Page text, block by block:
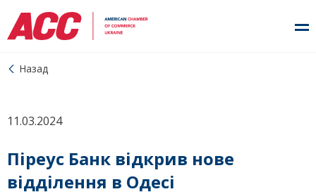
Назад
11.03.2024
Піреус Банк відкрив нове
відділення в Одесі